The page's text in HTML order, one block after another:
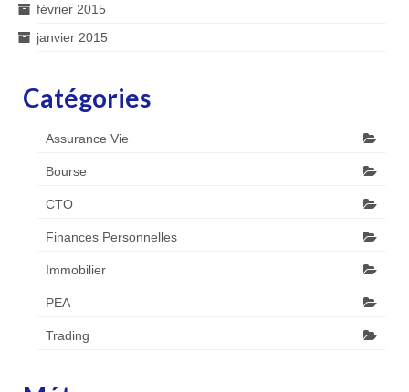
février 2015
janvier 2015
Catégories
Assurance Vie
Bourse
CTO
Finances Personnelles
Immobilier
PEA
Trading